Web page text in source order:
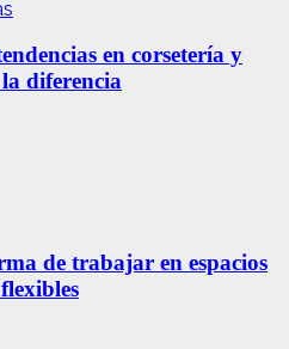
en corsetería y
diferencia
de trabajar en espacios